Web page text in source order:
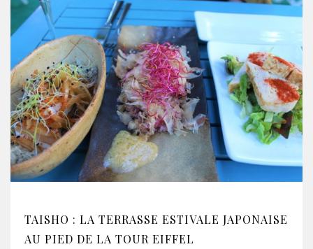
TAISHO : LA TERRASSE ESTIVALE JAPONAISE
AU PIED DE LA TOUR EIFFEL